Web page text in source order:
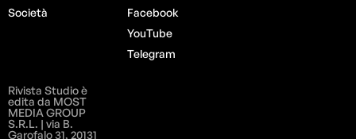
Società
Facebook
YouTube
Telegram
Rivista Studio è
edita da MOST
MEDIA GROUP
S.R.L. | via B.
Garofalo 31, 20131